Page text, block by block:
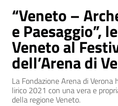
“Veneto –
e Paesaggio”,
Veneto al
dell’Arena di
La Fondazione Arena di
lirico 2021 con una vera e
della regione Veneto.